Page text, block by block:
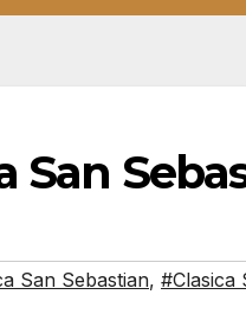
San
San Sebastian, #Clasica